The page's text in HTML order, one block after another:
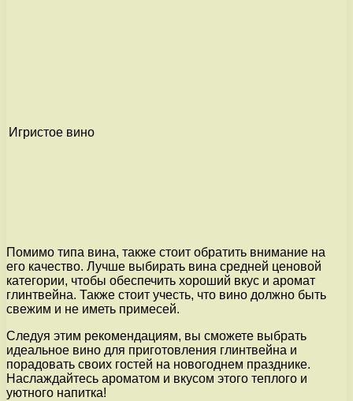
Игристое вино
Помимо типа вина, также стоит обратить внимание на
его качество. Лучше выбирать вина средней ценовой
категории, чтобы обеспечить хороший вкус и аромат
глинтвейна. Также стоит учесть, что вино должно быть
свежим и не иметь примесей.
Следуя этим рекомендациям, вы сможете выбрать
идеальное вино для приготовления глинтвейна и
порадовать своих гостей на новогоднем празднике.
Наслаждайтесь ароматом и вкусом этого теплого и
уютного напитка!